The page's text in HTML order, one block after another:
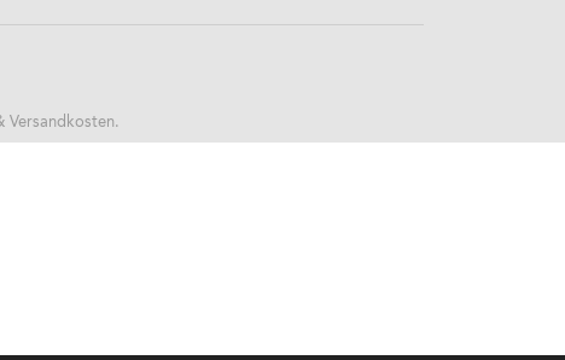
Versandkosten.